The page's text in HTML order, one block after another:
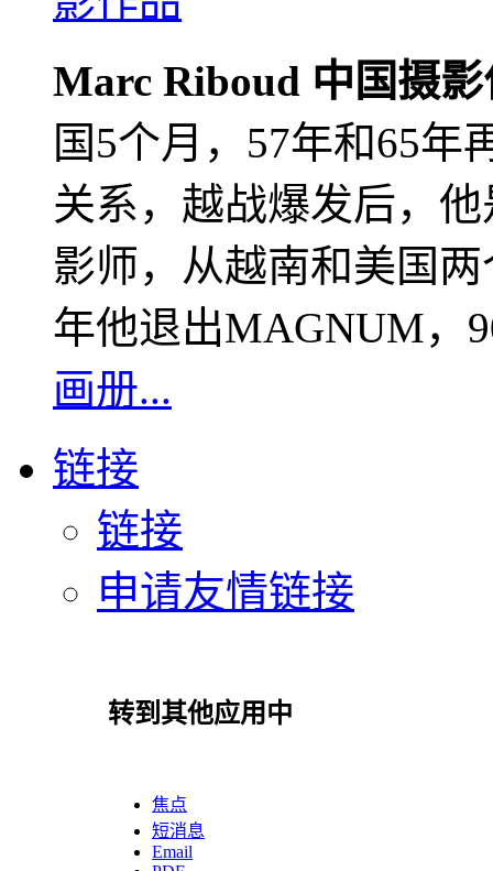
Marc Riboud 中国摄
国5个月，57年和65年
关系，越战爆发后，
影师，从越南和美国
年他退出MAGNUM，
画册...
链接
链接
申请友情链接
转到其他应用中
焦点
短消息
Email